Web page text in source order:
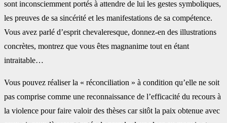
sont inconsciemment portés à attendre de lui les gestes symboliques,
les preuves de sa sincérité et les manifestations de sa compétence.
Vous avez parlé d’esprit chevaleresque, donnez-en des illustrations
concrètes, montrez que vous êtes magnanime tout en étant
intraitable…
Vous pouvez réaliser la « réconciliation » à condition qu’elle ne soit
pas comprise comme une reconnaissance de l’efficacité du recours à
la violence pour faire valoir des thèses car sitôt la paix obtenue avec